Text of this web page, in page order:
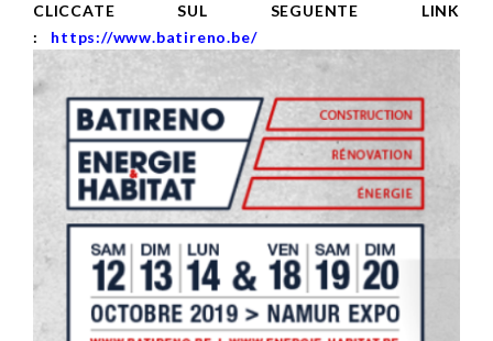
CLICCATE SUL SEGUENTE LINK
:
https://www.batireno.be/